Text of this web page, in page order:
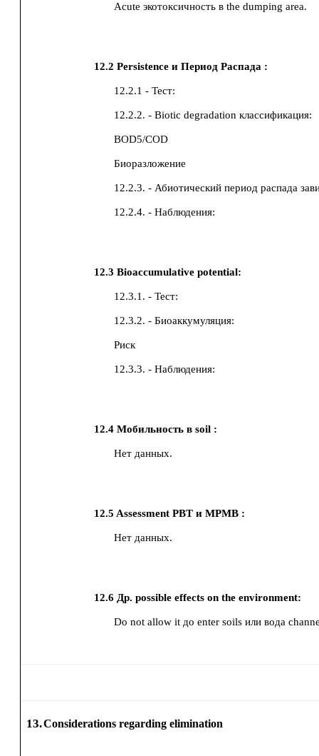
Acute экотоксичность в the dumping area.
12.2 Persistence и Период Распада :
12.2.1 - Тест:
12.2.2. - Biotic degradation классификация:
BOD5/COD
Биоразложение
12.2.3. - Абиотический период распада
12.2.4. - Наблюдения:
12.3 Bioaccumulative potential:
12.3.1. - Тест:
12.3.2. - Биоаккумуляция:
Риск
12.3.3. - Наблюдения:
12.4 Мобильность в soil :
Нет данных.
12.5 Assessment PBT и MPMB :
Нет данных.
12.6 Др. possible effects on the environment:
Do not allow it до enter soils или вода
13.Considerations regarding elimination